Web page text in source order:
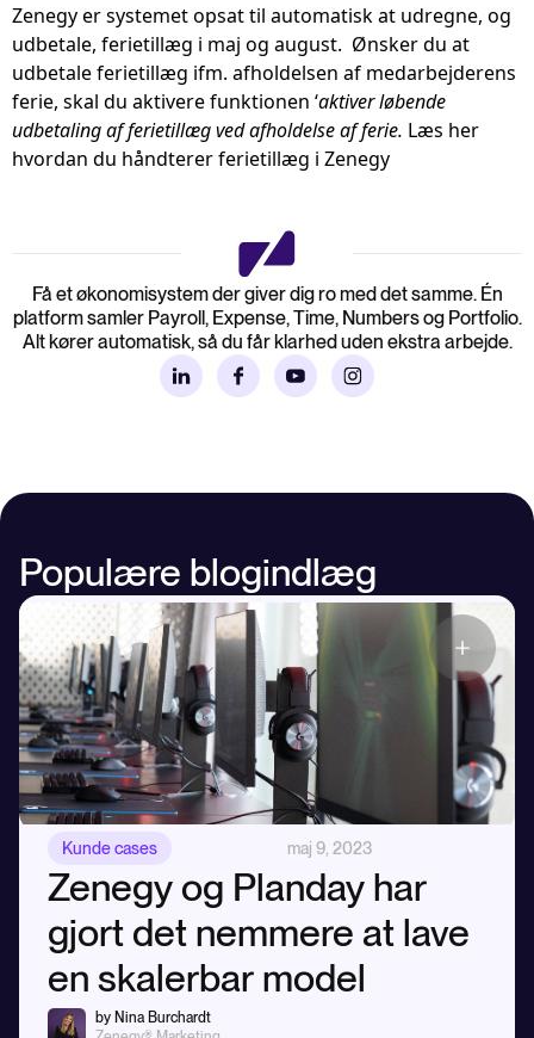
Zenegy er systemet opsat til automatisk at udregne, og
udbetale, ferietillæg i maj og august. Ønsker du at
udbetale ferietillæg ifm. afholdelsen af medarbejderens
ferie, skal du aktivere funktionen ‘aktiver løbende
udbetaling af ferietillæg ved afholdelse af ferie. Læs her
hvordan du håndterer ferietillæg i Zenegy
Få et økonomisystem der giver dig ro med det samme. Én
platform samler Payroll, Expense, Time, Numbers og Portfolio.
Alt kører automatisk, så du får klarhed uden ekstra arbejde.
Populære blogindlæg
Kunde cases maj 9, 2023
Zenegy og Planday har
gjort det nemmere at lave
en skalerbar model
by Nina Burchardt